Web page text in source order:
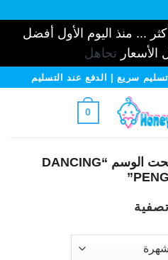
... منذ اليوم الأول أفضل
الأسعارتجاهل
سريع | الدفع عند التسليم
0
منتجات تحت الوسم “DANCING
تصفية